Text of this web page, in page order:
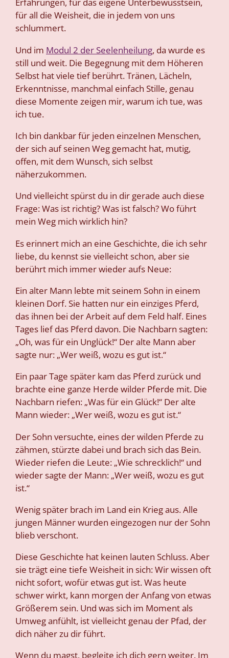
für all die Weisheit, die in jedem von uns
schlummert.
Und im Modul 2 der Seelenheilung, da wurde es
still und weit. Die Begegnung mit dem Höheren
Selbst hat viele tief berührt. Tränen, Lächeln,
Erkenntnisse, manchmal einfach Stille, genau
diese Momente zeigen mir, warum ich tue, was
ich tue.
Ich bin dankbar für jeden einzelnen Menschen,
der sich auf seinen Weg gemacht hat, mutig,
offen, mit dem Wunsch, sich selbst
näherzukommen.
Und vielleicht spürst du in dir gerade auch diese
Frage: Was ist richtig? Was ist falsch? Wo führt
mein Weg mich wirklich hin?
Es erinnert mich an eine Geschichte, die ich sehr
liebe, du kennst sie vielleicht schon, aber sie
berührt mich immer wieder aufs Neue:
Ein alter Mann lebte mit seinem Sohn in einem
kleinen Dorf. Sie hatten nur ein einziges Pferd,
das ihnen bei der Arbeit auf dem Feld half. Eines
Tages lief das Pferd davon. Die Nachbarn sagten:
„Oh, was für ein Unglück!“ Der alte Mann aber
sagte nur: „Wer weiß, wozu es gut ist.“
Ein paar Tage später kam das Pferd zurück und
brachte eine ganze Herde wilder Pferde mit. Die
Nachbarn riefen: „Was für ein Glück!“ Der alte
Mann wieder: „Wer weiß, wozu es gut ist.“
Der Sohn versuchte, eines der wilden Pferde zu
zähmen, stürzte dabei und brach sich das Bein.
Wieder riefen die Leute: „Wie schrecklich!“ und
wieder sagte der Mann: „Wer weiß, wozu es gut
ist.“
Wenig später brach im Land ein Krieg aus. Alle
jungen Männer wurden eingezogen nur der Sohn
blieb verschont.
Diese Geschichte hat keinen lauten Schluss. Aber
sie trägt eine tiefe Weisheit in sich: Wir wissen oft
nicht sofort, wofür etwas gut ist. Was heute
schwer wirkt, kann morgen der Anfang von etwas
Größerem sein. Und was sich im Moment als
Umweg anfühlt, ist vielleicht genau der Pfad, der
dich näher zu dir führt.
Wenn du magst, begleite ich dich gern weiter. Im